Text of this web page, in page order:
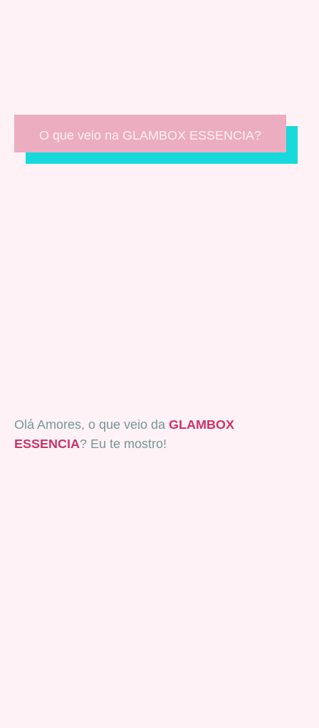
O que veio na GLAMBOX ESSENCIA?
Olá Amores, o que veio da GLAMBOX
ESSENCIA? Eu te mostro!